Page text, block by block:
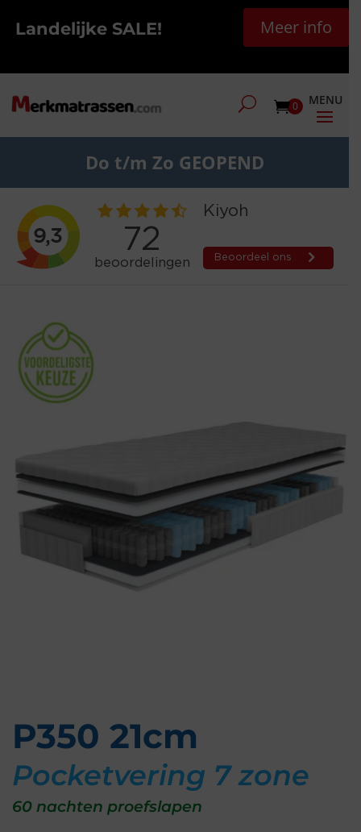
Landelijke SALE! Meer info
0
Do t/m Zo GEOPEND
P350 21cm
Pocketvering 7 zone
60 nachten proefslapen